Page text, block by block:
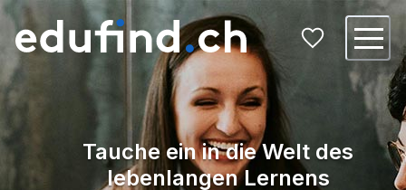
Tauche ein in die Welt des
lebenlangen Lernens